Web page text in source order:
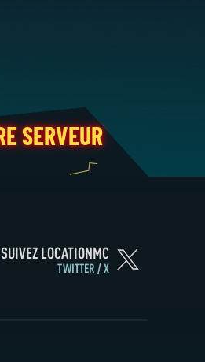
SUIVEZ LOCATIONMC
TWITTER / X